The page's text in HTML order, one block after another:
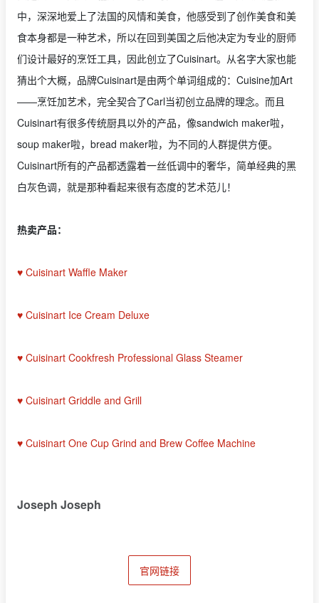
中，深深地爱上了法国的风情和美食，他感受到了创作美食和美
食本身都是一种艺术，所以在回到美国之后他决定为专业的厨师
们设计最好的烹饪工具，因此创立了Cuisinart。从名字大家也能
猜出个大概，品牌Cuisinart是由两个单词组成的：Cuisine加Art
——烹饪加艺术，完全契合了Carl当初创立品牌的理念。而且
Cuisinart有很多传统厨具以外的产品，像sandwich maker啦，
soup maker啦，bread maker啦，为不同的人群提供方便。
Cuisinart所有的产品都透露着一丝低调中的奢华，简单经典的黑
白灰色调，就是那种看起来很有态度的艺术范儿！
热卖产品：
♥ Cuisinart Waffle Maker
♥ Cuisinart Ice Cream Deluxe
♥ Cuisinart Cookfresh Professional Glass Steamer
♥ Cuisinart Griddle and Grill
♥ Cuisinart One Cup Grind and Brew Coffee Machine
Joseph Joseph
官网链接